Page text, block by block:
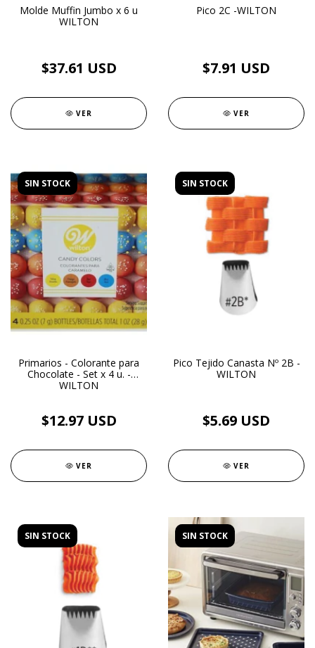
Molde Muffin Jumbo x 6 u
WILTON
$37.61 USD
VER
Pico 2C -WILTON
$7.91 USD
VER
SIN STOCK
Primarios - Colorante para
Chocolate - Set x 4 u. -
WILTON
$12.97 USD
VER
SIN STOCK
Pico Tejido Canasta Nº 2B -
WILTON
$5.69 USD
VER
SIN STOCK SIN STOCK